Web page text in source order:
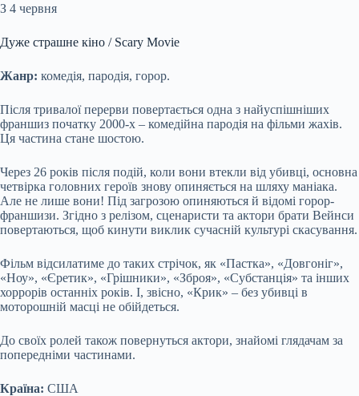
З 4 червня
Дуже страшне кіно / Scary Movie
Жанр: комедія, пародія, горор.
Після тривалої перерви повертається одна з найуспішніших
франшиз початку 2000-х – комедійна пародія на фільми жахів.
Ця частина стане шостою.
Через 26 років після подій, коли вони втекли від убивці, основна
четвірка головних героїв знову опиняється на шляху маніака.
Але не лише вони! Під загрозою опиняються й відомі горор-
франшизи. Згідно з релізом, сценаристи та актори брати Вейнси
повертаються, щоб кинути виклик сучасній культурі скасування.
Фільм відсилатиме до таких стрічок, як «Пастка», «Довгоніг»,
«Ноу», «Єретик», «Грішники», «Зброя», «Субстанція» та інших
хоррорів останніх років. І, звісно, «Крик» – без убивці в
моторошній масці не обійдеться.
До своїх ролей також повернуться актори, знайомі глядачам за
попередніми частинами.
Країна: США